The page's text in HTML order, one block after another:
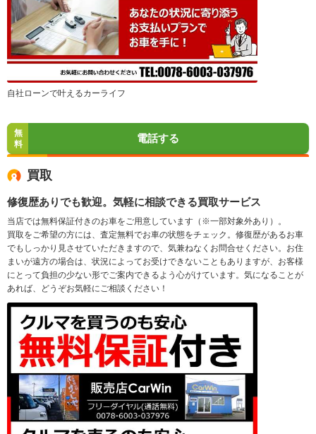
自社ローンで叶えるカーライフ
無
料
電話する
買取
修復歴ありでも歓迎。気軽に相談できる買取サービス
当店では無料保証付きのお車をご用意しています（※一部対象外あり）。
買取をご希望の方には、査定無料でお車の状態をチェック。修復歴があるお車
でもしっかり見させていただきますので、気兼ねなくお問合せください。お住
まいが遠方の場合は、状況によってお受けできないこともありますが、お客様
にとって負担の少ない形でご案内できるよう心がけています。気になることが
あれば、どうぞお気軽にご相談ください！